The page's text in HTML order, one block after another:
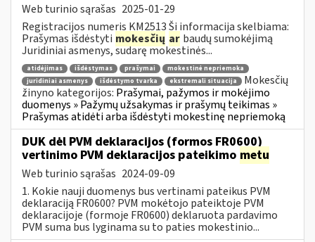
Web turinio sąrašas 2025-01-29
Registracijos numeris KM2513 Ši informacija skelbiama:
Prašymas išdėstyti mokesčių ar baudų sumokėjimą
Juridiniai asmenys, sudarę mokestinės...
atidėjimas išdėstymas prašymai
mokestinė nepriemoka
juridiniai asmenys
išdėstymo tvarka ekstremali situacija
Mokesčių
žinyno kategorijos: Prašymai, pažymos ir mokėjimo
duomenys » Pažymų užsakymas ir prašymų teikimas »
Prašymas atidėti arba išdėstyti mokestinę nepriemoką
DUK dėl PVM deklaracijos (formos FR0600)
vertinimo PVM deklaracijos pateikimo metu
Web turinio sąrašas 2024-09-09
1. Kokie nauji duomenys bus vertinami pateikus PVM
deklaraciją FR0600? PVM mokėtojo pateiktoje PVM
deklaracijoje (formoje FR0600) deklaruota pardavimo
PVM suma bus lyginama su to paties mokestinio...